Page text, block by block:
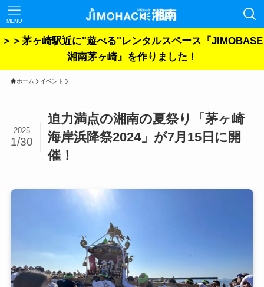
MENU
＞＞茅ヶ崎駅近に"遊べる"レンタルスペース『JIMOBASE
湘南茅ヶ崎』を作りました！
ホーム イベント
迫力満点の湘南の夏祭り「茅ヶ崎
海岸浜降祭2024」が7月15日に開
催！
2025
1/30